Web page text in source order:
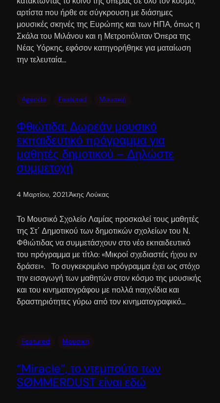
αρτίστα που ήρθε σε σύγκρουση με διάσημες
μουσικές σκηνές της Ευρώπης και των ΗΠΑ, όπως η
Σκάλα του Μιλάνου και η Μετροπόλιταν Όπερα της
Νέας Υόρκης, εφόσον κατηγορήθηκε για ματαίωση
την τελευταία…
Agenda Featured Μουσική
Φθιώτιδα: Δωρεάν μουσικό
εκπαιδευτικό πρόγραμμα για
μαθητές δημοτικού – Δηλώστε
συμμετοχή
4 Μαρτίου, 2021.Άκης Λούκας
Το Μουσικό Σχολείο Λαμίας προσκαλεί τους μαθητές
της Στ΄ Δημοτικού των δημοτικών σχολείων του Ν.
Φθιώτιδας να συμμετάσχουν στο νέο εκπαιδευτικό
του πρόγραμμα με τίτλο: «Μικροί σχεδιαστές ήχου εν
δράσει». Το συγκεκριμένο πρόγραμμα έχει ως στόχο
την εισαγωγή των μαθητών στον κόσμο της μουσικής
και του κινηματογράφου με πολλά παιχνίδια και
δραστηριότητες γύρω από τον κινηματογραφικό…
Featured Μουσική
“Miracle”, το ντεμπούτο των
SØMMERDUST είναι εδώ